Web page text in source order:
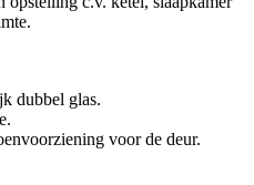
dubbel glas.
voor de deur.